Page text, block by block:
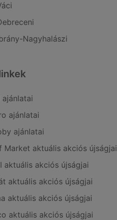
Nagyhalászi
ajánlatai
ajánlatai
ajánlatai
Market aktuális akciós újságjai
aktuális akciós újságjai
aktuális akciós újságjai
aktuális akciós újságjai
aktuális akciós újságjai